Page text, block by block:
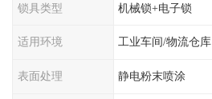
锁具类型 机械锁+电子锁
适用环境 工业车间/物流仓库
表面处理 静电粉末喷涂